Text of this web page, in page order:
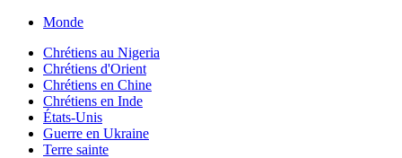
Monde
Chrétiens au Nigeria
Chrétiens d'Orient
Chrétiens en Chine
Chrétiens en Inde
États-Unis
Guerre en Ukraine
Terre sainte